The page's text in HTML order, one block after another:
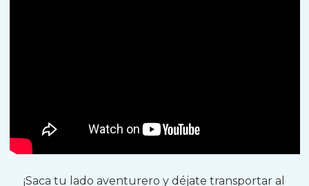
¡Saca tu lado aventurero y déjate transportar al